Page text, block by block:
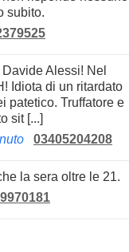
subito.
Idiota di un ritardato
patetico. Truffatore e
sit [...]
03405204208
la sera oltre le 21.